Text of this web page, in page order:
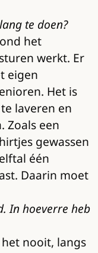
te doen?
het
werkt. Er
eigen
Het is
laveren en
Zoals een
gewassen
één
Daarin moet
In hoeverre heb
nooit, langs